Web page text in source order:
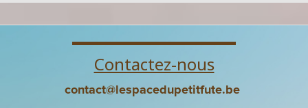
Contactez-nous
contact@lespacedupetitfute.be